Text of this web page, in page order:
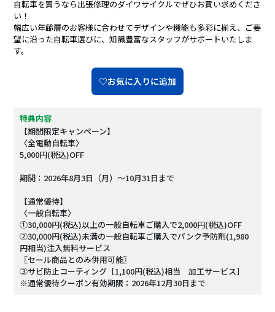
自転車を買うなら出張修理のダイワサイクルでぜひお買い求めくださ
い！
幅広い年齢層のお客様に合わせてデザインや機能も多彩に揃え、ご要
望に沿った自転車選びに、知識豊富なスタッフがサポートいたしま
す。
♡お気に入りに追加
特典内容
【期間限定キャンペーン】
〈全電動自転車〉
5,000円(税込)OFF
期間：2026年8月3日（月）～10月31日まで
【通常優待】
〈一般自転車〉
①30,000円(税込)以上の一般自転車ご購入で2,000円(税込)OFF
②30,000円(税込)未満の一般自転車ご購入でパンク予防剤(1,980
円相当)注入無料サービス
〖セール商品とのみ併用可能〗
③サビ防止コーティング［1,100円(税込)相当 加工サービス］
※通常優待クーポン有効期限：2026年12月30日まで